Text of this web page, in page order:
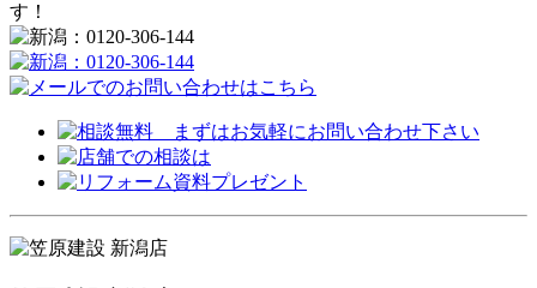
す！